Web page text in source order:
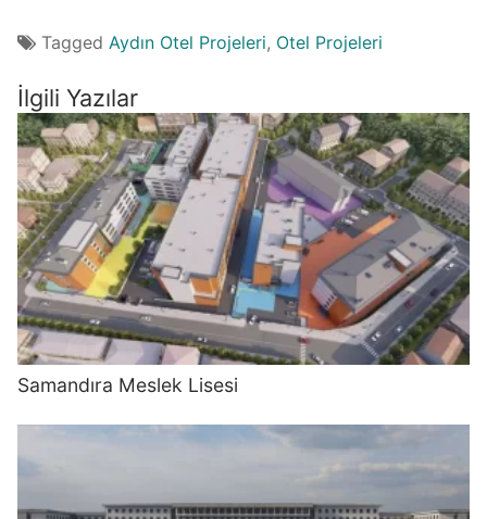
Tagged Aydın Otel Projeleri, Otel Projeleri
İlgili Yazılar
Samandıra Meslek Lisesi